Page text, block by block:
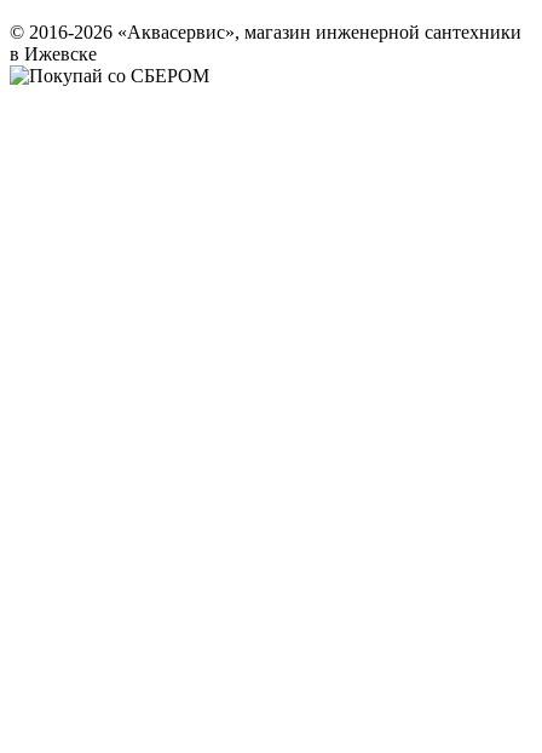
© 2016-2026 «Аквасервис», магазин инженерной сантехники
в Ижевске